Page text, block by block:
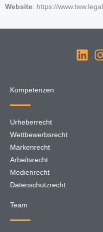
Website: https://www.tww.legal
Kompetenzen
Urheberrecht
Wettbewerbsrecht
Markenrecht
Arbeitsrecht
Medienrecht
Datenschutzrecht
Team